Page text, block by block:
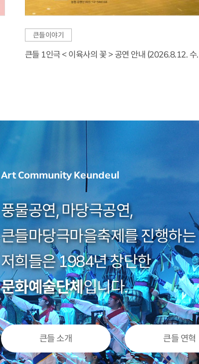
큰들이야기
큰들 1인극 < 이육사의 꽃 > 공연 안내 (2026.8.12.
Art Community Keundeul
풍물공연, 마당극공연,
큰들마당극마을축제를 진행하는
저희들은 1984년 창단한
문화예술단체입니다.
큰들 소개 큰들 연혁